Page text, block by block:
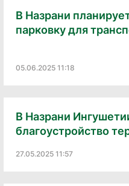
В Назрани
парковку для
05.06.2025 11:18
В Назрани
благоустройство
27.05.2025 11:57